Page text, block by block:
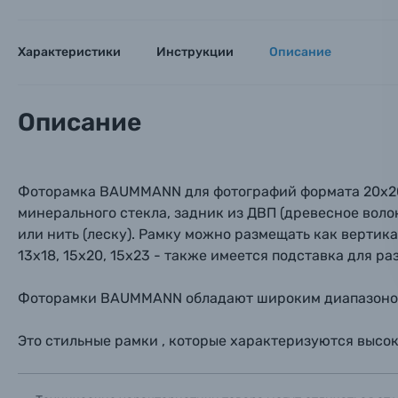
Материалы
Фоторамки
Солнцезащитные очки
Характеристики Инструкции Описание
Описание
Фоторамка BAUMMANN для фотографий формата
минерального стекла, задник из ДВП (древесное
или нить (леску). Рамку можно размещать как
13х18, 15х20, 15х23 - также имеется подставка для
Фоторамки BAUMMANN обладают широким
Это стильные рамки , которые характеризуются